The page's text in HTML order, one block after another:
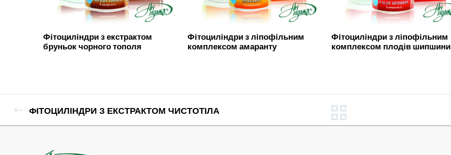
Фітоциліндри з екстрактом
бруньок чорного тополя
Фітоциліндри з ліпофільним
комплексом амаранту
Фітоциліндри з ліпофільним
комплексом плодів шипшини
ФІТОЦИЛІНДРИ З ЕКСТРАКТОМ ЧИСТОТІЛА